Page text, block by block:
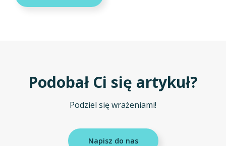
Podobał Ci się artykuł?
Podziel się wrażeniami!
Napisz do nas